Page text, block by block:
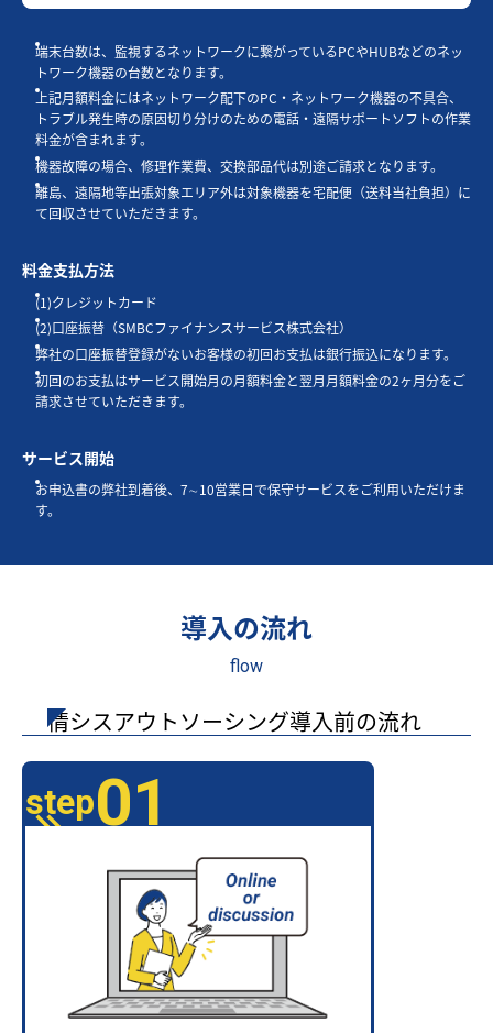
端末台数は、監視するネットワークに繋がっているPCやHUBなどのネッ
トワーク機器の台数となります。
上記月額料金にはネットワーク配下のPC・ネットワーク機器の不具合、
トラブル発生時の原因切り分けのための電話・遠隔サポートソフトの作業
料金が含まれます。
機器故障の場合、修理作業費、交換部品代は別途ご請求となります。
離島、遠隔地等出張対象エリア外は対象機器を宅配便（送料当社負担）に
て回収させていただきます。
料金支払方法
(1)クレジットカード
(2)口座振替（SMBCファイナンスサービス株式会社）
弊社の口座振替登録がないお客様の初回お支払は銀行振込になります。
初回のお支払はサービス開始月の月額料金と翌月月額料金の2ヶ月分をご
請求させていただきます。
サービス開始
お申込書の弊社到着後、7∼10営業日で保守サービスをご利用いただけま
す。
導入の流れ
flow
情シスアウトソーシング導入前の流れ
step01